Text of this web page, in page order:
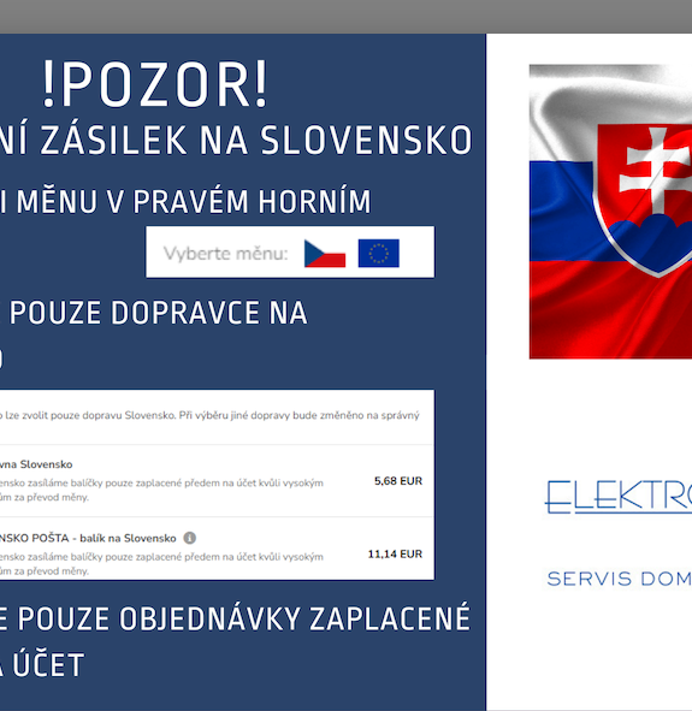
SPOTŘEBIČŮ
KONTAKT
(Po-
BOSCH, SIEMENS myčky Bosch vypouštěcí hadice myčky 00668114
Bosch vypouštěcí hadice myčky